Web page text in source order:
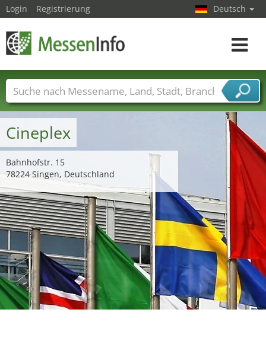
Cineplex
Bahnhofstr. 15
78224 Singen, Deutschland
Login Registrierung Deutsch
Toggle
Messenamen Länder Städte
Branchen
Dienstleisterbranchen